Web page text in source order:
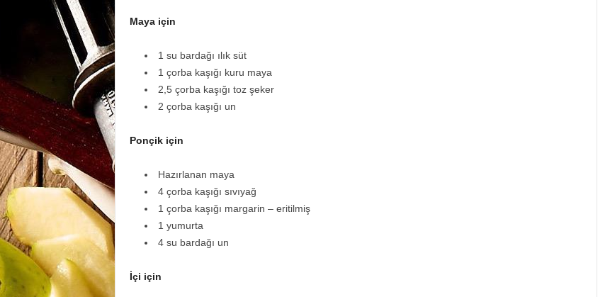
Maya için
1 su bardağı ılık süt
1 çorba kaşığı kuru maya
2,5 çorba kaşığı toz şeker
2 çorba kaşığı un
Ponçik için
Hazırlanan maya
4 çorba kaşığı sıvıyağ
1 çorba kaşığı margarin – eritilmiş
1 yumurta
4 su bardağı un
İçi için